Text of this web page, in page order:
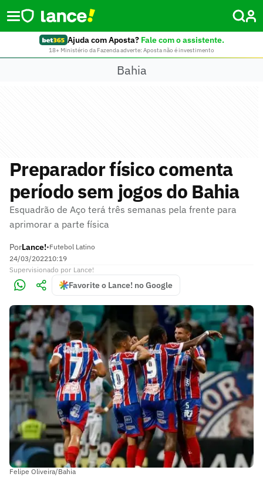
Ajuda com Aposta? Fale com o assistente.
18+ Ministério da Fazenda adverte: Aposta não é investimento
Bahia
Preparador físico comenta
período sem jogos do Bahia
Esquadrão de Aço terá três semanas pela frente para
aprimorar a parte física
PorLance!•Futebol Latino
24/03/202210:19
Supervisionado por Lance!
Favorite o Lance! no Google
Felipe Oliveira/Bahia